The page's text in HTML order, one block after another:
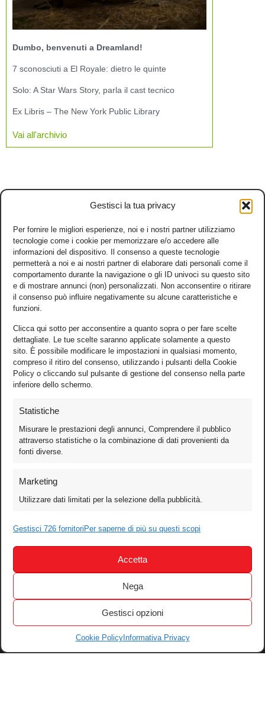
Gestisci la tua privacy
Per fornire le migliori esperienze, noi e i nostri partner utilizziamo
tecnologie come i cookie per memorizzare e/o accedere alle
informazioni del dispositivo. Il consenso a queste tecnologie
permetterà a noi e ai nostri partner di elaborare dati personali come il
comportamento durante la navigazione o gli ID univoci su questo sito
e di mostrare annunci (non) personalizzati. Non acconsentire o ritirare
il consenso può influire negativamente su alcune caratteristiche e
funzioni.
Clicca qui sotto per acconsentire a quanto sopra o per fare scelte
dettagliate. Le tue scelte saranno applicate solamente a questo
sito. È possibile modificare le impostazioni in qualsiasi momento,
compreso il ritiro del consenso, utilizzando i pulsanti della Cookie
Policy o cliccando sul pulsante di gestione del consenso nella parte
inferiore dello schermo.
Statistiche
Misurare le prestazioni degli annunci, Comprendere il pubblico
attraverso statistiche o la combinazione di dati provenienti da
fonti diverse.
Marketing
Utilizzare dati limitati per la selezione della pubblicità.
Gestisci 726 fornitori Per saperne di più su questi scopi
Accetta
Nega
Gestisci opzioni
Cookie PolicyInformativa Privacy
Dumbo, benvenuti a Dreamland!
7 sconosciuti a El Royale: dietro le quinte
Solo: A Star Wars Story, parla il cast tecnico
Ex Libris – The New York Public Library
Vai all'archivio
Games
Test
Audio
Festival & Concorsi
Iscriviti alla newsletter